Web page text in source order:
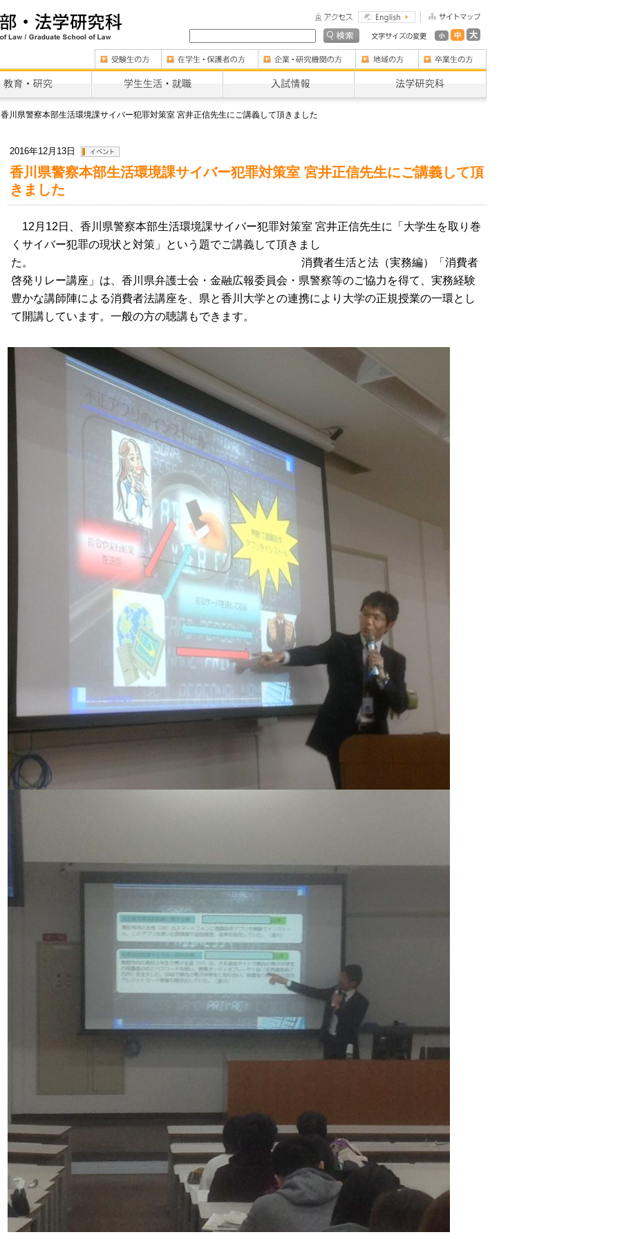
香川県警察本部生活環境課サイバー犯罪対策室 宮井正信先生にご講義して頂きました
2016年12月13日
香川県警察本部生活環境課サイバー犯罪対策室 宮井正信先生にご講義して頂
きました
12月12日、香川県警察本部生活環境課サイバー犯罪対策室 宮井正信先生に「大学生を取り巻
くサイバー犯罪の現状と対策」という題でご講義して頂きまし
た。 消費者生活と法（実務編）「消費者
啓発リレー講座」は、香川県弁護士会・金融広報委員会・県警察等のご協力を得て、実務経験
豊かな講師陣による消費者法講座を、県と香川大学との連携により大学の正規授業の一環とし
て開講しています。一般の方の聴講もできます。